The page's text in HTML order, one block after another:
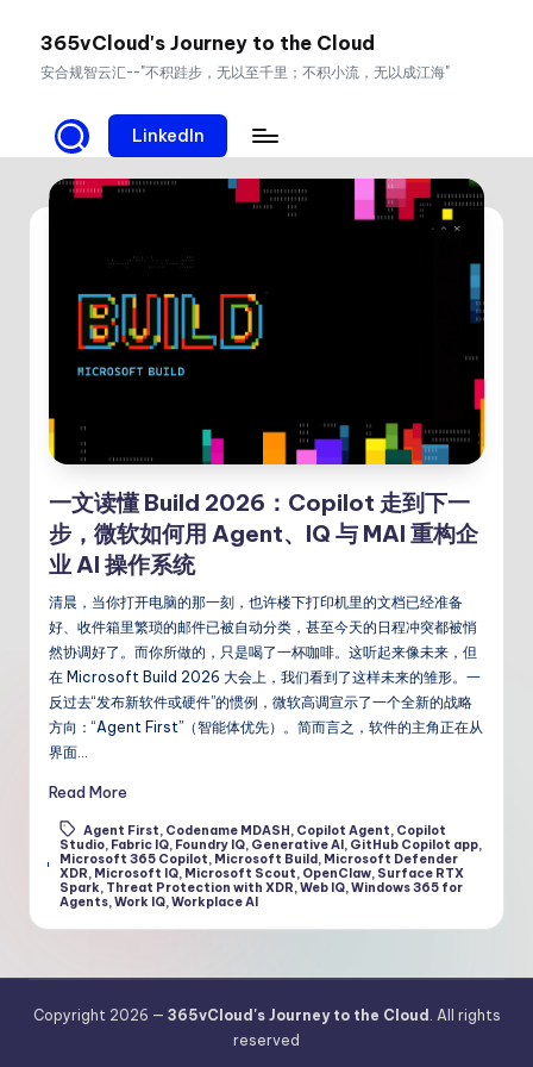
365vCloud's Journey to the Cloud
安合规智云汇--"不积跬步，无以至千里；不积小流，无以成江海"
LinkedIn
一文读懂 Build 2026：Copilot 走到下一
步，微软如何用 Agent、IQ 与 MAI 重构企
业 AI 操作系统
清晨，当你打开电脑的那一刻，也许楼下打印机里的文档已经准备
好、收件箱里繁琐的邮件已被自动分类，甚至今天的日程冲突都被悄
然协调好了。而你所做的，只是喝了一杯咖啡。这听起来像未来，但
在 Microsoft Build 2026 大会上，我们看到了这样未来的雏形。一
反过去“发布新软件或硬件”的惯例，微软高调宣示了一个全新的战略
方向：“Agent First”（智能体优先）。简而言之，软件的主角正在从
界面…
Read More
Tags:
Agent First Codename MDASH Copilot Agent Copilot
Studio, Fabric IQ, Foundry IQ, Generative AI, GitHub Copilot app,
Microsoft 365 Copilot Microsoft Build, Microsoft Defender
XDR Microsoft IQ, Microsoft Scout OpenClaw, Surface RTX
Spark Threat Protection with XDR Web IQ, Windows 365 for
Agents, Work IQ, Workplace AI
Copyright 2026 — 365vCloud's Journey to the Cloud . All rights
reserved